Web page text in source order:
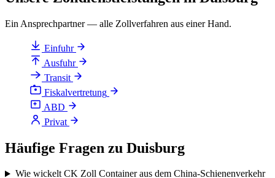
Ein Ansprechpartner — alle Zollverfahren aus einer Hand.
Einfuhr
Ausfuhr
Transit
Fiskalvertretung
ABD
Privat
Häufige Fragen zu Duisburg
Wie wickelt CK Zoll Container aus dem China-Schienenverkehr